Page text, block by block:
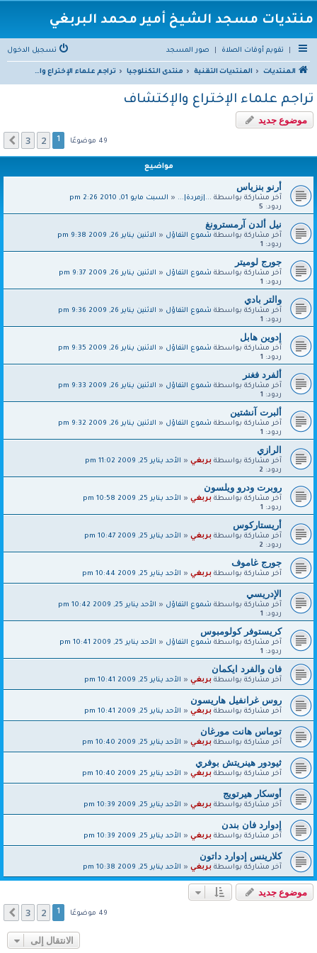
منتديات مسجد الشيخ أمير محمد البربغي
تقويم أوقات الصلاة صور المسجد تسجيل الدخول
المنتديات المنتديات التقنية منتدى التكنلوجيا تراجم علماء الإختراع والإكتشاف
تراجم علماء الإختراع والإكتشاف
موضوع جديد
49 موضوعًا 2
3 التالي
مواضيع
أرنو بنزياس
آخر مشاركة بواسطة...|زمردة|...« السبت مايو 01, 2010 2:26 pm
ردود: 5
نيل ألدن آرمسترونغ
آخر مشاركة بواسطةشموع التفاؤل« الاثنين يناير 26, 2009 9:38 pm
ردود:
جورج لوميتر
آخر مشاركة بواسطةشموع التفاؤل« الاثنين يناير 26, 2009 9:37 pm
ردود:
والتر بادي
آخر مشاركة بواسطةشموع التفاؤل« الاثنين يناير 26, 2009 9:36 pm
ردود:
إدوين هابل
آخر مشاركة بواسطةشموع التفاؤل« الاثنين يناير 26, 2009 9:35 pm
ردود:
ألفرد فغنر
آخر مشاركة بواسطةشموع التفاؤل« الاثنين يناير 26, 2009 9:33 pm
ردود:
ألبرت آنشتين
آخر مشاركة بواسطةشموع التفاؤل« الاثنين يناير 26, 2009 9:32 pm
ردود:
الرازي
آخر مشاركة بواسطةبربغي« الأحد يناير 25, 2009 11:02 pm
ردود: 2
روبرت ودرو ويلسون
آخر مشاركة بواسطةبربغي« الأحد يناير 25, 2009 10:58 pm
ردود:
أريستاركوس
آخر مشاركة بواسطةبربغي« الأحد يناير 25, 2009 10:47 pm
ردود: 2
جورج غاموف
آخر مشاركة بواسطةبربغي« الأحد يناير 25, 2009 10:44 pm
الإدريسي
آخر مشاركة بواسطةشموع التفاؤل« الأحد يناير 25, 2009 10:42 pm
ردود:
كريستوفر كولومبوس
آخر مشاركة بواسطةشموع التفاؤل« الأحد يناير 25, 2009 10:41 pm
ردود:
فان والفرد ايكمان
آخر مشاركة بواسطةبربغي« الأحد يناير 25, 2009 10:41 pm
روس غرانفيل هاريسون
آخر مشاركة بواسطةبربغي« الأحد يناير 25, 2009 10:41 pm
توماس هانت مورغان
آخر مشاركة بواسطةبربغي« الأحد يناير 25, 2009 10:40 pm
ثيودور هينريتش بوفري
آخر مشاركة بواسطةبربغي« الأحد يناير 25, 2009 10:40 pm
أوسكار هيرتويج
آخر مشاركة بواسطةبربغي« الأحد يناير 25, 2009 10:39 pm
إدوارد فان بندن
آخر مشاركة بواسطةبربغي« الأحد يناير 25, 2009 10:39 pm
كلارينس إدوارد داتون
آخر مشاركة بواسطةبربغي« الأحد يناير 25, 2009 10:38 pm
موضوع جديد
49 موضوعًا 2
3 التالي
الانتقال إلى